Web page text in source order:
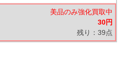
美品のみ強化買取中
30円
残り：39点